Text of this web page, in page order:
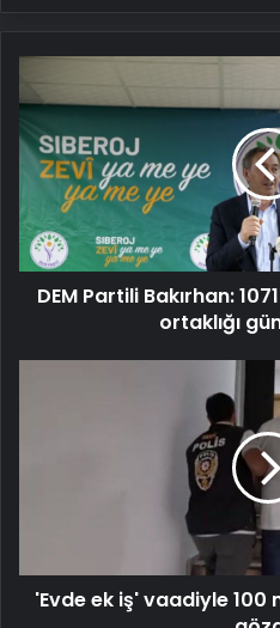
Partili
Bakırhan:
1071'de
kurduğumuz
kader
ortaklığı
güncelleniyor
DEM Partili Bakırhan:
ortaklığı
30
gözaltı
'Evde ek iş' vaadiyle 100